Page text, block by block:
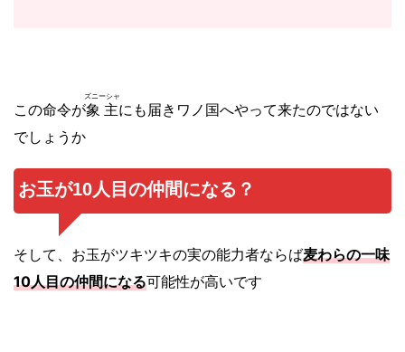
この命令が象主
ズニーシャ
にも届きワノ国へやって来たのではない
でしょうか
お玉が10人目の仲間になる？
そして、お玉がツキツキの実の能力者ならば麦わらの一味
10人目の仲間になる可能性が高いです